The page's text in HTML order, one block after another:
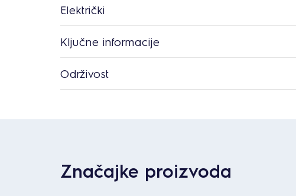
Električki
Ključne informacije
Održivost
Značajke proizvoda